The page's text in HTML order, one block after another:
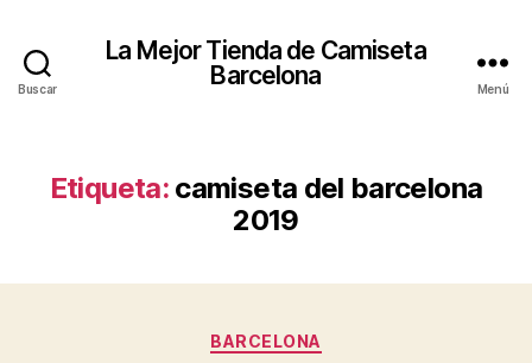
Buscar
La Mejor Tienda de Camiseta
Barcelona
Menú
Etiqueta: camiseta del barcelona
2019
Categorías
BARCELONA